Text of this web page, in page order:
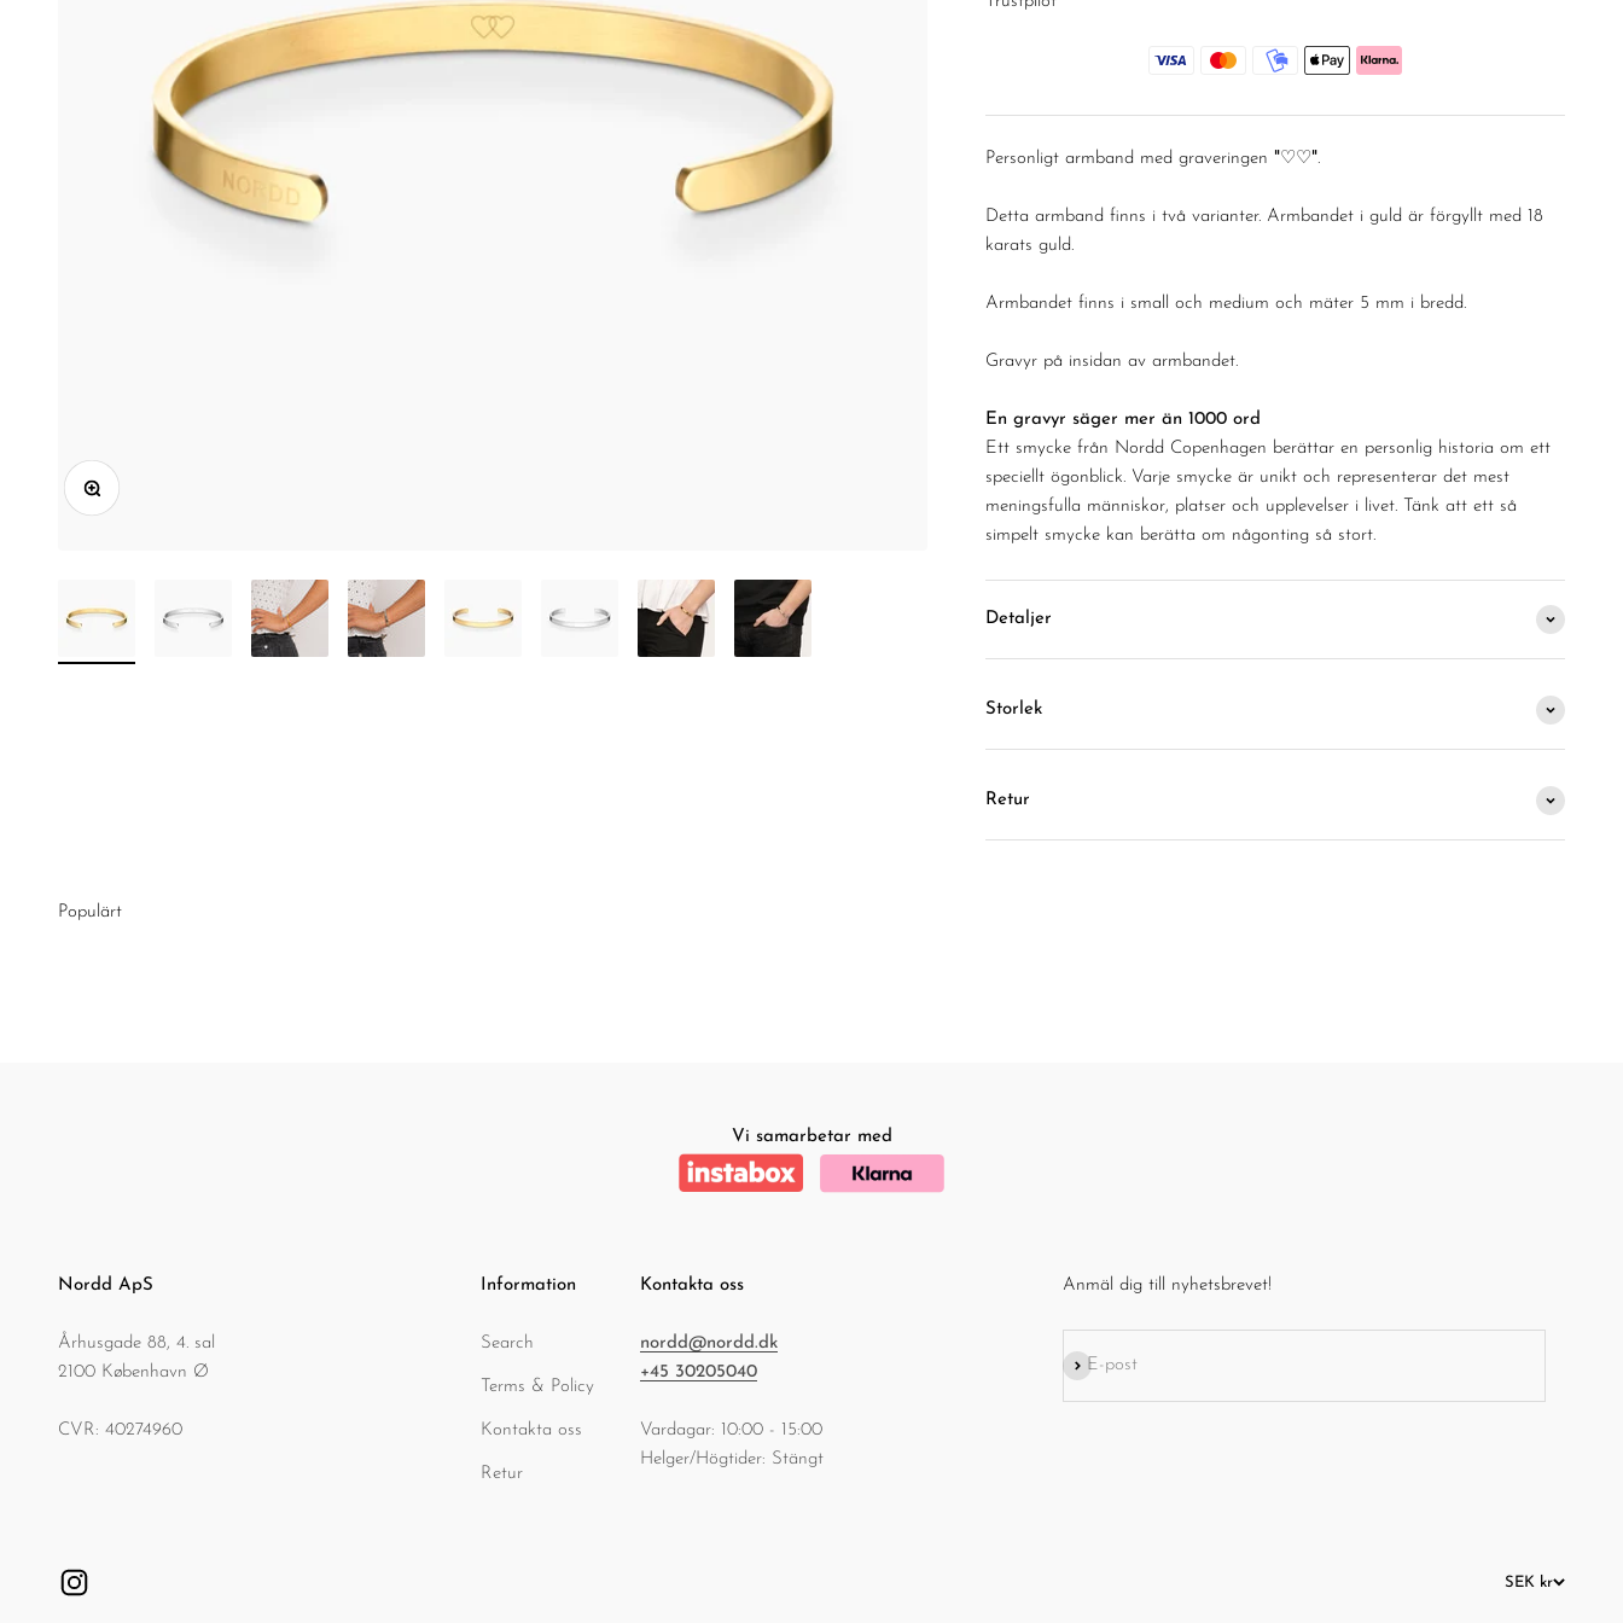
Zooma
Personligt armband med graveringen "♡♡".
Detta armband finns i två varianter. Armbandet i guld är förgyllt med 18
karats guld.
Armbandet finns i small och medium och mäter 5 mm i bredd.
Gravyr på insidan av armbandet.
En gravyr säger mer än 1000 ord
Ett smycke från Nordd Copenhagen berättar en personlig historia om ett
speciellt ögonblick. Varje smycke är unikt och representerar det mest
meningsfulla människor, platser och upplevelser i livet. Tänk att ett så
simpelt smycke kan berätta om någonting så stort.
Detaljer
Storlek
Retur
Populärt
Vi samarbetar med
Nordd ApS
Århusgade 88, 4. sal
2100 København Ø
CVR: 40274960
Information
Search
Terms & Policy
Kontakta oss
Retur
Kontakta oss
nordd@nordd.dk
+45 30205040
Vardagar: 10:00 - 15:00
Helger/Högtider: Stängt
Anmäl dig till nyhetsbrevet!
E-post
Prenumerera
SEK kr